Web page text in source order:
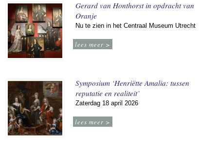
Gerard van Honthorst in opdracht van
Oranje
Nu te zien in het Centraal Museum Utrecht
lees meer >
Symposium ‘Henriëtte Amalia: tussen
reputatie en realiteit’
Zaterdag 18 april 2026
lees meer >